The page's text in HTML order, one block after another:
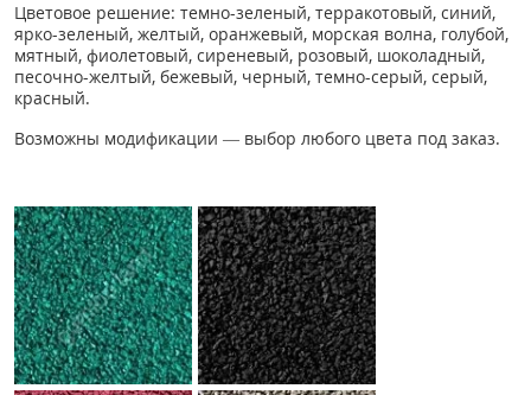
Цветовое решение: темно-зеленый, терракотовый, синий,
ярко-зеленый, желтый, оранжевый, морская волна, голубой,
мятный, фиолетовый, сиреневый, розовый, шоколадный,
песочно-желтый, бежевый, черный, темно-серый, серый,
красный.
Возможны модификации — выбор любого цвета под заказ.